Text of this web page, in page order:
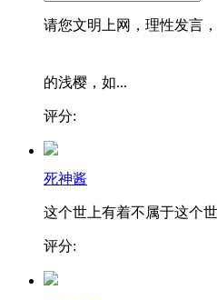
请您文明上网，理性发言
的浅樱，如...
评分:
死神酱
这个世上有着不属于这个
评分: